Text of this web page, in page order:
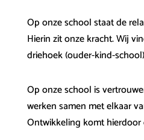
Op onze school staat de
Hierin zit onze kracht. Wij
driehoek (ouder-kind-
Op onze school is
werken samen met elkaar
Ontwikkeling komt hierdoor